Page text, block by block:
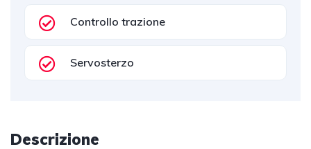
Controllo trazione
Servosterzo
Descrizione